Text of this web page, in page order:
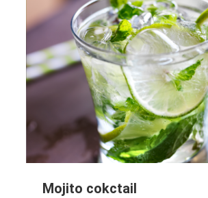
Mojito cokctail